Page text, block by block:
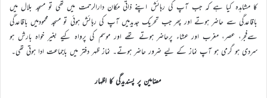
کا مشاہدہ کیا ہے کہ جب آپ کی رہائش اپنے ذاتی مکان دارالرحمت میں تھی تو مسجد بلال میں
باقاعدگی سے حاضر ہوتے اور پھر جب تحریک جدیدمیں آپ کی رہائش ہوئی تو مسجد محمودمیں باقاعدگی
سےفجر، عصر، مغرب اور عشاء پرحاضر ہوتے تھے اور موسم کی پرواہ کیے بغیر خواہ بارش ہو
سردی ہو گرمی ہو آپ نماز کے لیے ضرور حاضر ہوتے۔ نماز ظہر دفتر میں باجماعت ادا ہوتی تھی۔
مضامین پر پسندیدگی کا اظہار